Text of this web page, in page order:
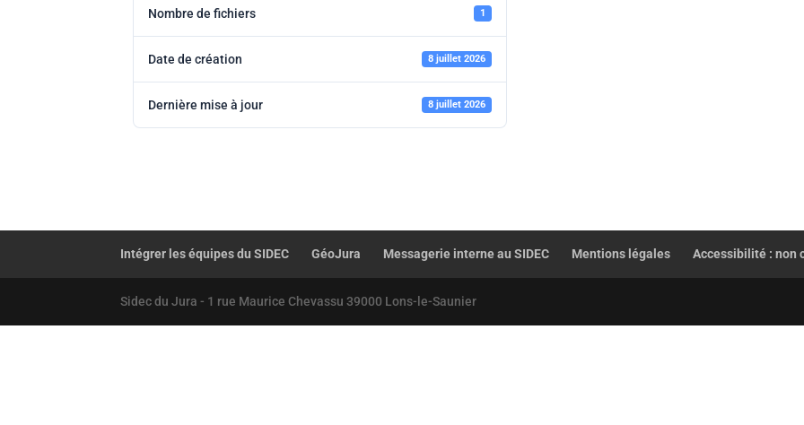
Nombre de fichiers 1
Date de création 8 juillet 2026
Dernière mise à jour 8 juillet 2026
Intégrer les équipes du SIDEC GéoJura Messagerie interne au SIDEC Mentions légales Accessibilité : non
Sidec du Jura - 1 rue Maurice Chevassu 39000 Lons-le-Saunier